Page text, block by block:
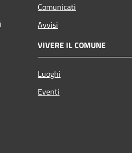
Comunicati
Avvisi
VIVERE IL COMUNE
Luoghi
Eventi